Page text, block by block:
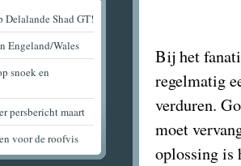
Bij het
regelmatig
verduren.
moet
oplossing is
Delalande Shad GT!
Engeland/Wales
snoek en
persbericht maart
voor de roofvis